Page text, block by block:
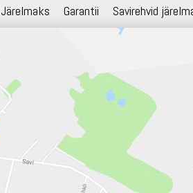
Järelmaks Garantii Savirehvid